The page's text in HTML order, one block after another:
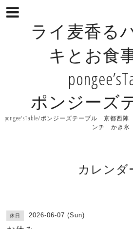
ライ麦香る
キとお食
ポンジーズ
pongee'sTable/ポンジーズテーブル 京都
ンチ かき氷
カレンダ
休日 2026-06-07 (Sun)